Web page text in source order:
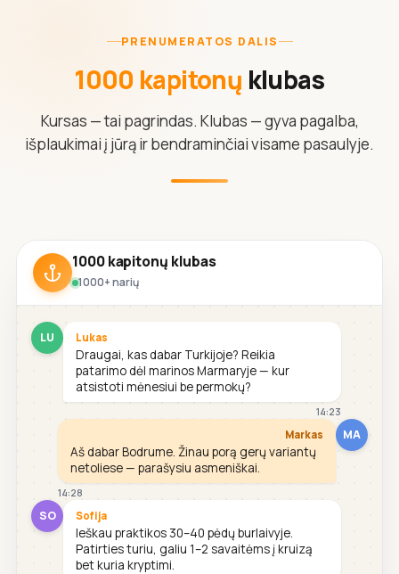
PRENUMERATOS DALIS
1000 kapitonų klubas
Kursas — tai pagrindas. Klubas — gyva pagalba,
išplaukimai į jūrą ir bendraminčiai visame pasaulyje.
1000 kapitonų klubas
1000+ narių
LU Lukas
Draugai, kas dabar Turkijoje? Reikia
patarimo dėl marinos Marmaryje — kur
atsistoti mėnesiui be permokų?
14:23
MA
Markas
Aš dabar Bodrume. Žinau porą gerų variantų
netoliese — parašysiu asmeniškai.
14:28
SO Sofija
Ieškau praktikos 30–40 pėdų burlaivyje.
Patirties turiu, galiu 1–2 savaitėms į kruizą
bet kuria kryptimi.